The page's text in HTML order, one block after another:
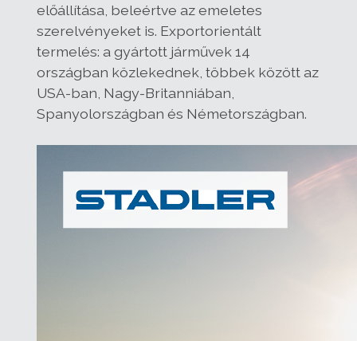
előállítása, beleértve az emeletes
szerelvényeket is. Exportorientált
termelés: a gyártott járművek 14
országban közlekednek, többek között az
USA-ban, Nagy-Britanniában,
Spanyolországban és Németországban.